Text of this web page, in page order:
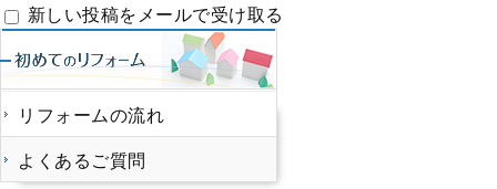
新しい投稿をメールで受け取る
リフォームの流れ
よくあるご質問